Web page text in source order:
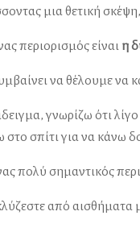
μια θετική
περιορισμός είναιη
να θέλουμε να
γνωρίζω ότι
στο σπίτι για να κάνω
πολύ σημαντικός
από αισθήματα